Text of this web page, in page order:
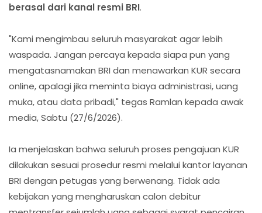
berasal dari kanal resmi BRI.
"Kami mengimbau seluruh masyarakat agar lebih
waspada. Jangan percaya kepada siapa pun yang
mengatasnamakan BRI dan menawarkan KUR secara
online, apalagi jika meminta biaya administrasi, uang
muka, atau data pribadi," tegas Ramlan kepada awak
media, Sabtu (27/6/2026).
Ia menjelaskan bahwa seluruh proses pengajuan KUR
dilakukan sesuai prosedur resmi melalui kantor layanan
BRI dengan petugas yang berwenang. Tidak ada
kebijakan yang mengharuskan calon debitur